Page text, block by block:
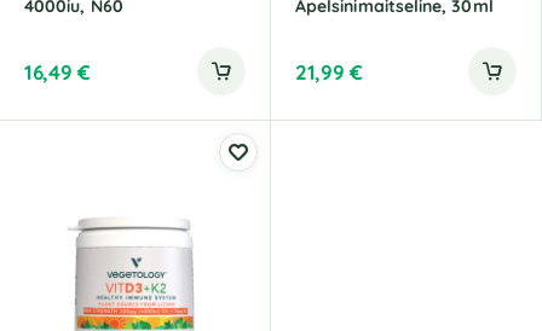
4000iu, N60
16,49 €
Apelsinimaitseline, 30ml
21,99 €